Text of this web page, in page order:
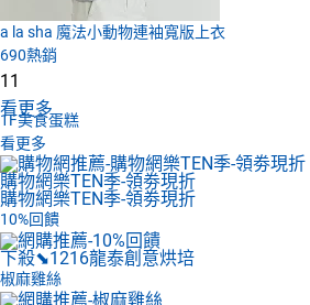
a la sha 魔法小動物連袖寬版上衣
690熱銷
11
看更多
1F美食蛋糕
看更多
購物網樂TEN季-領劵現折
購物網樂TEN季-領劵現折
10%回饋
下殺⬊1216龍泰創意烘培
椒麻雞絲